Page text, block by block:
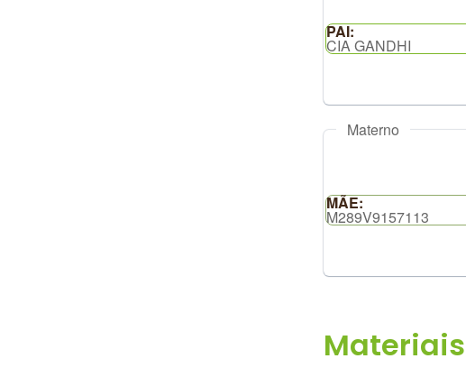
PAI:
CIA GANDHI
Materno
MÃE:
M289V9157113